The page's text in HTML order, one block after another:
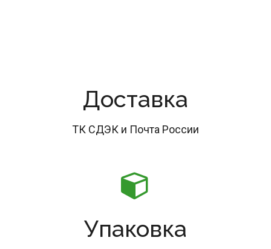
Доставка
ТК СДЭК и Почта России
Упаковка